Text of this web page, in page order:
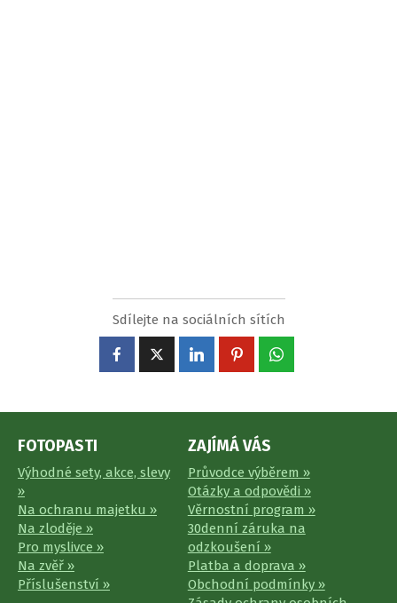
Sdílejte na sociálních sítích
FOTOPASTI
Výhodné sety, akce, slevy
»
Na ochranu majetku »
Na zloděje »
Pro myslivce »
Na zvěř »
Příslušenství »
ZAJÍMÁ VÁS
Průvodce výběrem »
Otázky a odpovědi »
Věrnostní program »
30denní záruka na
odzkoušení »
Platba a doprava »
Obchodní podmínky »